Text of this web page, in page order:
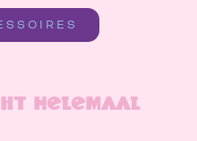
Helemaal